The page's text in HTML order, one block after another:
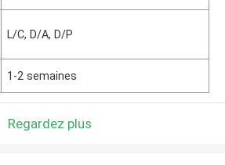
L/C, D/A, D/P
1-2 semaines
Regardez plus